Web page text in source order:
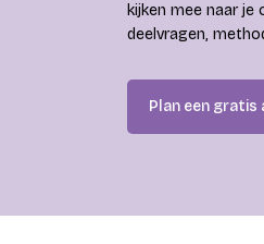
kijken mee naar je
deelvragen,
Plan een